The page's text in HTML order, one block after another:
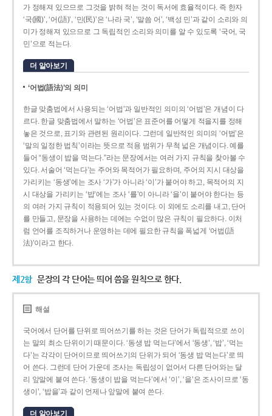
가 정해져 있으므로 그것을 밝혀 적는 것이 독서에 효율적이다. 즉 한자
‘국(國)’, ‘어(語)’, ‘민(民)’은 ‘나라 국’, ‘말씀 어’, ‘백성 민’과 같이 소리와 의
미가 정해져 있으므로 그 독립적인 소리와 의미를 알 수 있도록 ‘국어, 국
민’으로 적는다.
더 알아보기
‘어법(語法)’의 의미
한글 맞춤법에서 사용되는 ‘어법’과 일반적인 의미의 ‘어법’은 개념이 다
르다. 한글 맞춤법에서 말하는 ‘어법’은 표준어를 어떻게 적을지를 정해
놓은 것으로, 표기와 관련된 원리이다. 그런데 일반적인 의미의 ‘어법’은
‘말의 일정한 법칙’이라는 뜻으로 적용 범위가 무척 넓은 개념이다. 예를
들어 “동생이 밥을 먹는다.”라는 문장에서는 여러 가지 규칙을 찾아볼 수
있다. 서술어 ‘먹는다’는 주어와 목적어가 필요하며, 주어의 지시 대상을
가리키는 ‘동생’에는 조사 ‘가’가 아니라 ‘이’가 붙어야 하고, 목적어의 지
시 대상을 가리키는 ‘밥’에는 조사 ‘를’이 아니라 ‘을’이 붙어야 한다는 등
의 여러 가지 규칙이 적용되어 있는 것이다. 이 외에도 소리를 내고, 단어
를 만들고, 문장을 사용하는 데에는 수없이 많은 규칙이 필요하다. 이처
럼 언어를 조직하거나 운영하는 데에 필요한 규칙을 폭넓게 ‘어법(語
法)’이라고 한다.
제2항 문장의 각 단어는 띄어 씀을 원칙으로 한다.
해설
국어에서 단어를 단위로 띄어쓰기를 하는 것은 단어가 독립적으로 쓰이
는 말의 최소 단위이기 때문이다. ‘동생 밥 먹는다’에서 ‘동생’, ‘밥’, ‘먹는
다’는 각각이 단어이므로 띄어쓰기의 단위가 되어 ‘동생 밥 먹는다’로 띄
어 쓴다. 그런데 단어 가운데 조사는 독립성이 없어서 다른 단어와는 달
리 앞말에 붙여 쓴다. ‘동생이 밥을 먹는다’에서 ‘이’, ‘을’은 조사이므로 ‘동
생이’, ‘밥을’과 같이 언제나 앞말에 붙여 쓴다.
더 알아보기